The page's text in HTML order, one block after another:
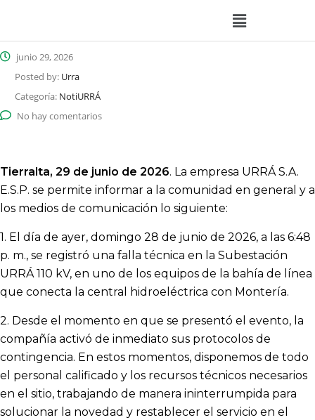
junio 29, 2026
Posted by: Urra
Categoría: NotiURRÁ
No hay comentarios
Tierralta, 29 de junio de 2026. La empresa URRÁ S.A.
E.S.P. se permite informar a la comunidad en general y a
los medios de comunicación lo siguiente:
1. El día de ayer, domingo 28 de junio de 2026, a las 6:48
p. m., se registró una falla técnica en la Subestación
URRÁ 110 kV, en uno de los equipos de la bahía de línea
que conecta la central hidroeléctrica con Montería.
2. Desde el momento en que se presentó el evento, la
compañía activó de inmediato sus protocolos de
contingencia. En estos momentos, disponemos de todo
el personal calificado y los recursos técnicos necesarios
en el sitio, trabajando de manera ininterrumpida para
solucionar la novedad y restablecer el servicio en el